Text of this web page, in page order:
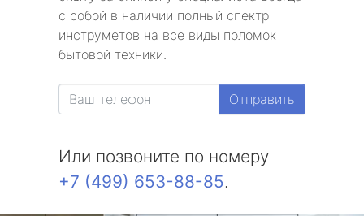
с собой в наличии полный спектр
инструметов на все виды поломок
бытовой техники.
Отправить
Или позвоните по номеру
+7 (499) 653-88-85.